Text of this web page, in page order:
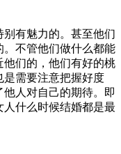
有魅力的。甚至他们
。不管他们做什么都能
们的，他们有好的桃
是需要注意把握好度
人对自己的期待。即
人什么时候结婚都是最